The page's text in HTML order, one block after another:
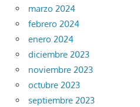
marzo 2024
febrero 2024
enero 2024
diciembre 2023
noviembre 2023
octubre 2023
septiembre 2023